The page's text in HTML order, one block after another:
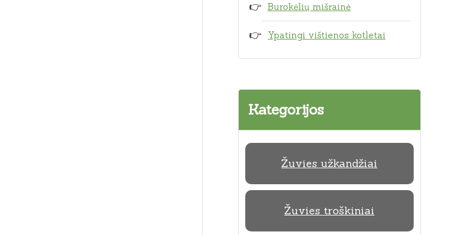
Burokėlių mišrainė
Ypatingi vištienos kotletai
Kategorijos
Žuvies užkandžiai
Žuvies troškiniai